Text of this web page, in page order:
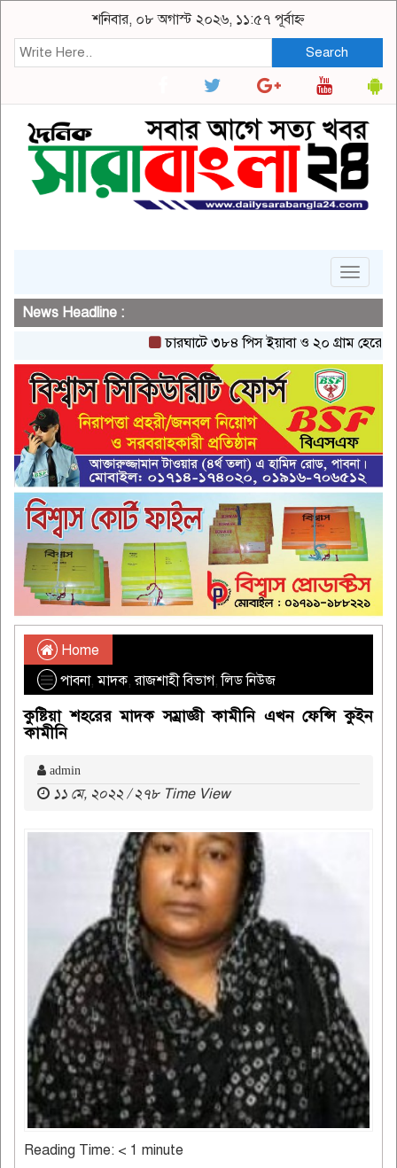
শনিবার, ০৮ অগাস্ট ২০২৬, ১১:৫৭ পূর্বাহ্ন
Search
Toggle
News Headline :
চারঘাটে ৩৮৪ পিস ইয়াবা ও ২০ গ্রাম হেরোইনসহ
Home
পাবনা,মাদক,রাজশাহী বিভাগ,লিড নিউজ
কুষ্টিয়া শহরের মাদক সম্রাজ্ঞী কামীনি এখন ফেন্সি কুইন
কামীনি
admin
১১ মে, ২০২২ / ২৭৮ Time View
Reading Time: < 1 minute